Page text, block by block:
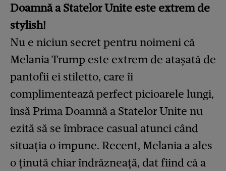
Doamnă a Statelor Unite este extrem de
stylish!
Nu e niciun secret pentru noimeni că
Melania Trump este extrem de atașată de
pantofii ei stiletto, care îi
complimentează perfect picioarele lungi,
însă Prima Doamnă a Statelor Unite nu
ezită să se îmbrace casual atunci când
situația o impune. Recent, Melania a ales
o ținută chiar îndrăzneață, dat fiind că a